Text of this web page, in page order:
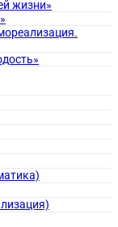
жизни»